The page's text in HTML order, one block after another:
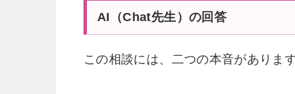
AI（Chat先生）の回答
この相談には、二つの本音があります